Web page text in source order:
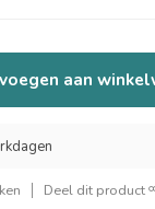
aan
Deel dit product